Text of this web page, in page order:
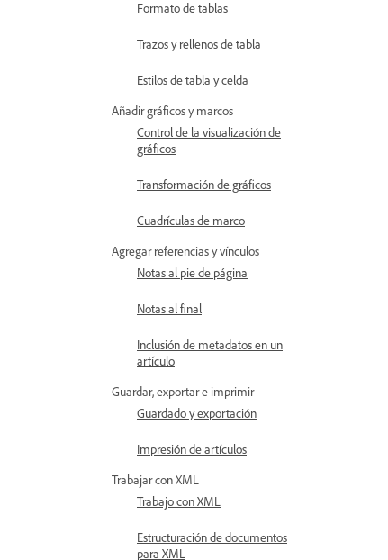
Formato de tablas
Trazos y rellenos de tabla
Estilos de tabla y celda
Añadir gráficos y marcos
Control de la visualización de
gráficos
Transformación de gráficos
Cuadrículas de marco
Agregar referencias y vínculos
Notas al pie de página
Notas al final
Inclusión de metadatos en un
artículo
Guardar, exportar e imprimir
Guardado y exportación
Impresión de artículos
Trabajar con XML
Trabajo con XML
Estructuración de documentos
para XML